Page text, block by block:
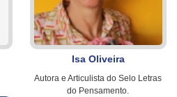
Isa Oliveira
Autora e Articulista do Selo Letras
do Pensamento.